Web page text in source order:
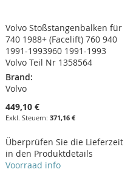
Volvo Stoßstangenbalken für
740 1988+ (Facelift) 760 940
1991-1993960 1991-1993
Volvo Teil Nr 1358564
Brand:
Volvo
449,10 €
371,16 €
Überprüfen Sie die Lieferzeit
in den Produktdetails
Voorraad info